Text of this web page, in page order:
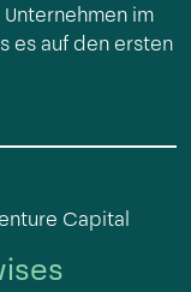
im
es auf den ersten
Capital